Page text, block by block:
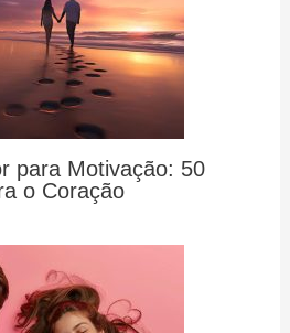
para Motivação: 50
o Coração